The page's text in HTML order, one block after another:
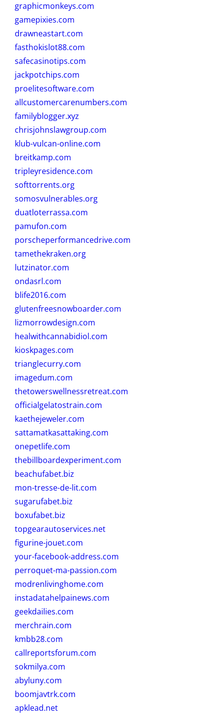
graphicmonkeys.com
gamepixies.com
drawneastart.com
fasthokislot88.com
safecasinotips.com
jackpotchips.com
proelitesoftware.com
allcustomercarenumbers.com
familyblogger.xyz
chrisjohnslawgroup.com
klub-vulcan-online.com
breitkamp.com
tripleyresidence.com
softtorrents.org
somosvulnerables.org
duatloterrassa.com
pamufon.com
porscheperformancedrive.com
tamethekraken.org
lutzinator.com
ondasrl.com
blife2016.com
glutenfreesnowboarder.com
lizmorrowdesign.com
healwithcannabidiol.com
kioskpages.com
trianglecurry.com
imagedum.com
thetowerswellnessretreat.com
officialgelatostrain.com
kaethejeweler.com
sattamatkasattaking.com
onepetlife.com
thebillboardexperiment.com
beachufabet.biz
mon-tresse-de-lit.com
sugarufabet.biz
boxufabet.biz
topgearautoservices.net
figurine-jouet.com
your-facebook-address.com
perroquet-ma-passion.com
modrenlivinghome.com
instadatahelpainews.com
geekdailies.com
merchrain.com
kmbb28.com
callreportsforum.com
sokmilya.com
abyluny.com
boomjavtrk.com
apklead.net